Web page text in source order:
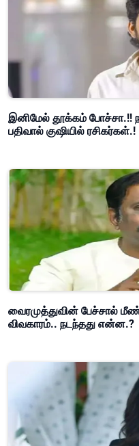
இனிமேல் தூக்கம் போச்சா.!!
பதிவால் குஷியில் ரசிகர்கள்.!
வைரமுத்துவின் பேச்சால்
விவகாரம்.. நடந்தது என்ன.?